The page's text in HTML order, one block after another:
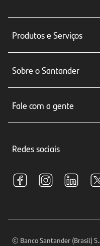
Produtos e Serviços
Seguros
Crédito e Financiamentos
Investimentos
Sobre o Santander
Relações com
Fale com a gente
Central de Renegociação
S.A.C
Encontre nossas agências
Horários de Atendimento
Redes sociais
© Banco Santander (Brasil)